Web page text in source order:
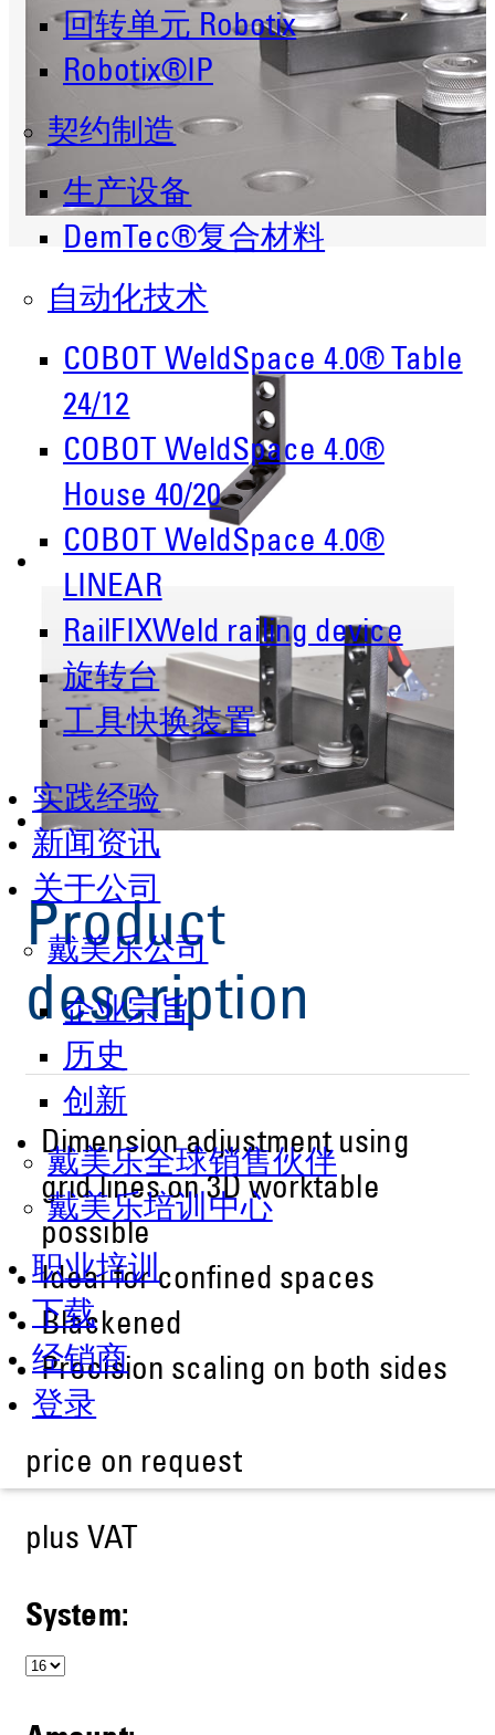
回转单元 Robotix
Robotix®IP
契约制造
生产设备
DemTec®复合材料
自动化技术
COBOT WeldSpace 4.0® Table
24/12
COBOT WeldSpace 4.0®
House 40/20
COBOT WeldSpace 4.0®
LINEAR
RailFIXWeld railing device
旋转台
工具快换装置
实践经验
新闻资讯
关于公司
戴美乐公司
企业宗旨
历史
创新
戴美乐全球销售伙伴
戴美乐培训中心
职业培训
下载
经销商
登录
Product
description
Dimension adjustment using
grid lines on 3D worktable
possible
Ideal for confined spaces
Blackened
Precision scaling on both sides
price on request
plus VAT
System: